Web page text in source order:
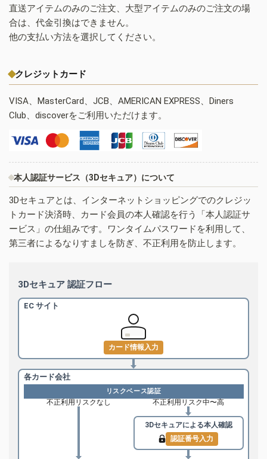
直送アイテムのみのご注文、大型アイテムのみのご注文の場
合は、代金引換はできません。
他の支払い方法を選択してください。
クレジットカード
VISA、MasterCard、JCB、AMERICAN EXPRESS、Diners
Club、discoverをご利用いただけます。
本人認証サービス（3Dセキュア）について
3Dセキュアとは、インターネットショッピングでのクレジッ
トカード決済時、カード会員の本人確認を行う「本人認証サ
ービス」の仕組みです。ワンタイムパスワードを利用して、
第三者によるなりすましを防ぎ、不正利用を防止します。
3Dセキュア 認証フロー
EC サイト
カード情報入力
各カード会社
リスクベース認証
不正利用リスクなし 不正利用リスク中〜高
3Dセキュアによる本人確認
認証番号入力